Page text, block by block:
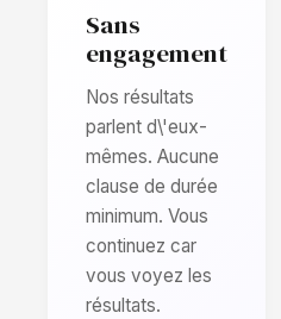
Sans
engagement
Nos résultats
parlent d\'eux-
mêmes. Aucune
clause de durée
minimum. Vous
continuez car
vous voyez les
résultats.